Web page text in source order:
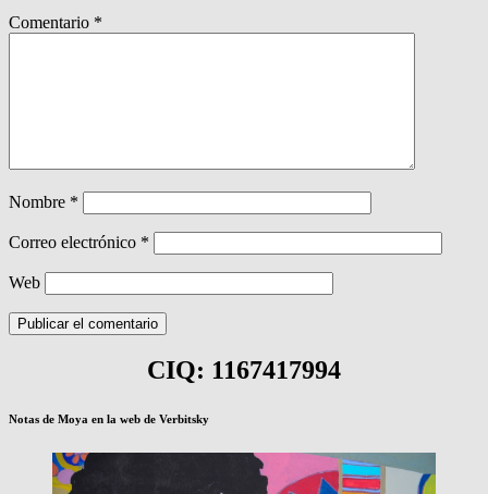
Comentario *
Nombre *
Correo electrónico *
Web
CIQ: 1167417994
Notas de Moya en la web de Verbitsky